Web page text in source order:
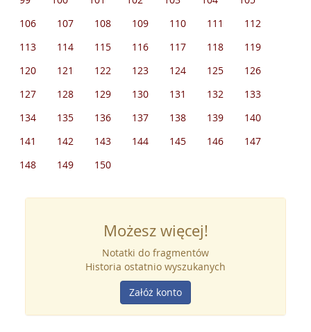
106
107 108 109 110 111
112
113
114 115 116 117 118
119
120
121 122 123 124 125
126
127
128 129 130 131 132
133
134
135 136 137 138 139
140
141
142 143 144 145 146
147
148
149 150
Możesz więcej!
Notatki do fragmentów
Historia ostatnio wyszukanych
Załóż konto